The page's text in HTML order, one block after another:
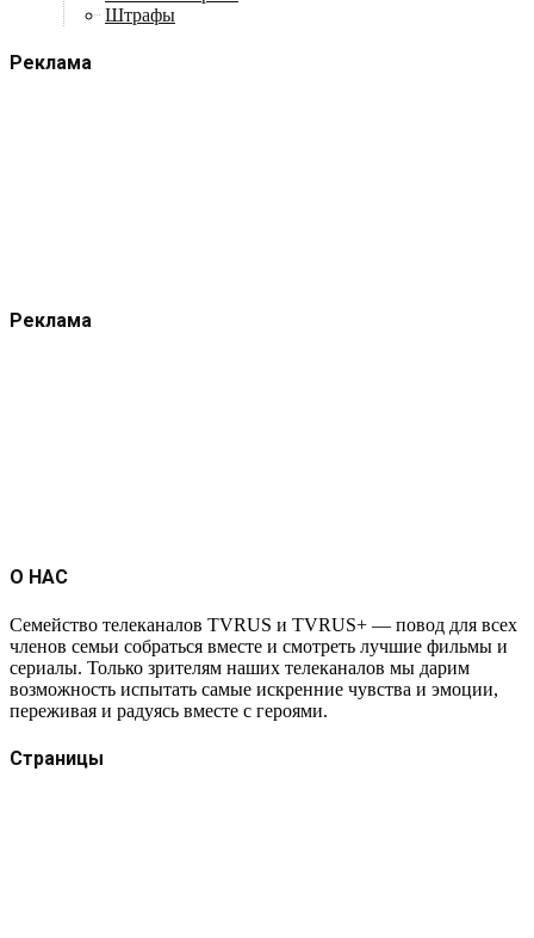
Штрафы
Реклама
Реклама
О НАС
Семейство телеканалов TVRUS и TVRUS+ — повод для всех
членов семьи собраться вместе и смотреть лучшие фильмы и
сериалы. Только зрителям наших телеканалов мы дарим
возможность испытать самые искренние чувства и эмоции,
переживая и радуясь вместе с героями.
Страницы